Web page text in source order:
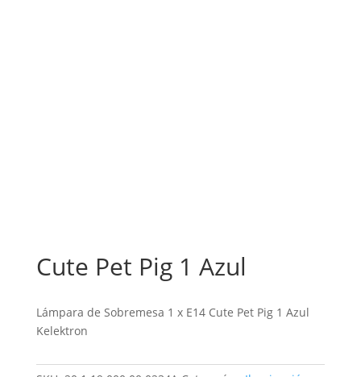
Cute Pet Pig 1 Azul
Lámpara de Sobremesa 1 x E14 Cute Pet Pig 1 Azul
Kelektron